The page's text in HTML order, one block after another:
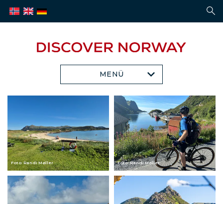
MENÜ
Foto: Randi Møller Foto: Randi Møller